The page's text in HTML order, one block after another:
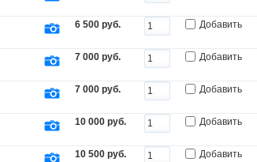
6 500 руб. Добавить
7 000 руб. Добавить
7 000 руб. Добавить
10 000 руб. Добавить
10 500 руб. Добавить